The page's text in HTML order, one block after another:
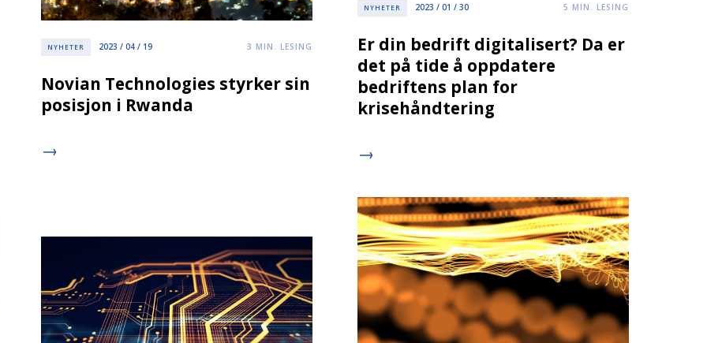
NYHETER 2023 / 04 / 19 3 MIN. LESING
Novian Technologies styrker sin
posisjon i Rwanda
NYHETER 2023 / 01 / 30 5 MIN. LESING
Er din bedrift digitalisert? Da er
det på tide å oppdatere
bedriftens plan for
krisehåndtering